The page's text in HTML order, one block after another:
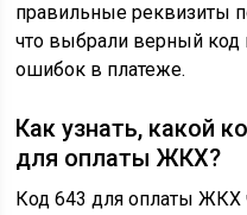
правильные реквизиты
что выбрали верный код
ошибок в платеже.
Как узнать, какой
для оплаты ЖКХ?
Код 643 для оплаты ЖКХ